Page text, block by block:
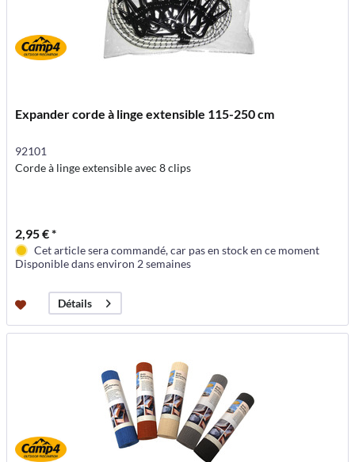
Expander corde à linge extensible 115-250 cm
92101
Corde à linge extensible avec 8 clips
2,95 € *
Cet article sera commandé, car pas en stock en ce moment
Disponible dans environ 2 semaines
Détails